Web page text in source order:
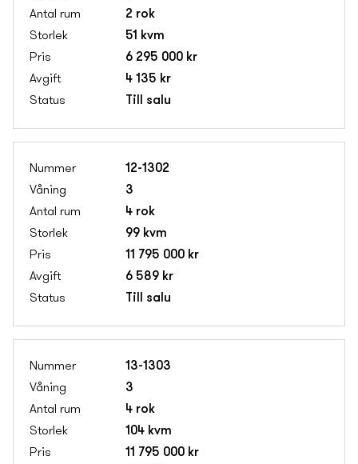
2 rok
51 kvm
6 295 000 kr
4 135 kr
Till salu
12-1302
3
4 rok
99 kvm
11 795 000 kr
6 589 kr
Till salu
13-1303
3
4 rok
104 kvm
11 795 000 kr